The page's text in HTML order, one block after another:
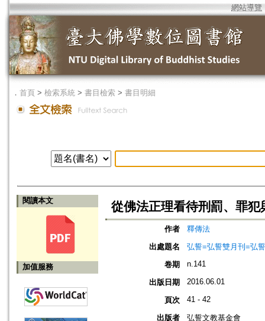
網站導覽
． 首頁 > 檢索系統 > 書目檢索 > 書目明細
閱讀本文
加值服務
從佛法正理看待刑罰、罪
作者
釋傳法
出處題名
弘誓=弘誓雙月刊=弘
卷期
n.141
出版日期 2016.06.01
頁次 41 - 42
出版者
弘誓文教基金會